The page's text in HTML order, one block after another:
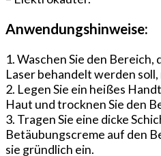
Anwendungshinweise:
1. Waschen Sie den
Laser behandelt werden soll,
2. Legen Sie ein heißes
Haut und trocknen Sie den
3. Tragen Sie eine dicke
Betäubungscreme auf den
sie gründlich ein.